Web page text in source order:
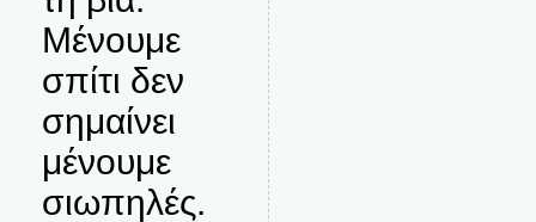
Μένουμε
σπίτι δεν
σημαίνει
μένουμε
σιωπηλές.